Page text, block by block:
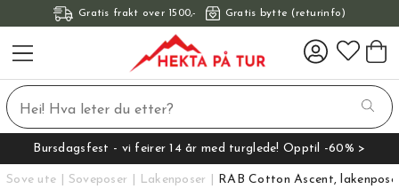
Gratis frakt over 1500,- Gratis bytte (returinfo)
Bursdagsfest - vi feirer 14 år med turglede! Opptil -60% >
Sove ute Soveposer Lakenposer RAB Cotton Ascent, lakenpose